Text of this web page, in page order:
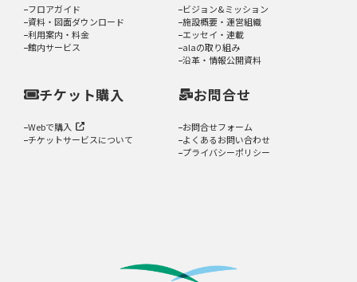
フロアガイド
資料・図面ダウンロード
利用案内・料金
館内サービス
ビジョン&ミッション
施設概要・運営組織
エッセイ・連載
alaの取り組み
沿革・情報公開資料
チケット購入
Webで購入
チケットサービスについて
お問合せ
お問合せフォーム
よくあるお問い合わせ
プライバシーポリシー